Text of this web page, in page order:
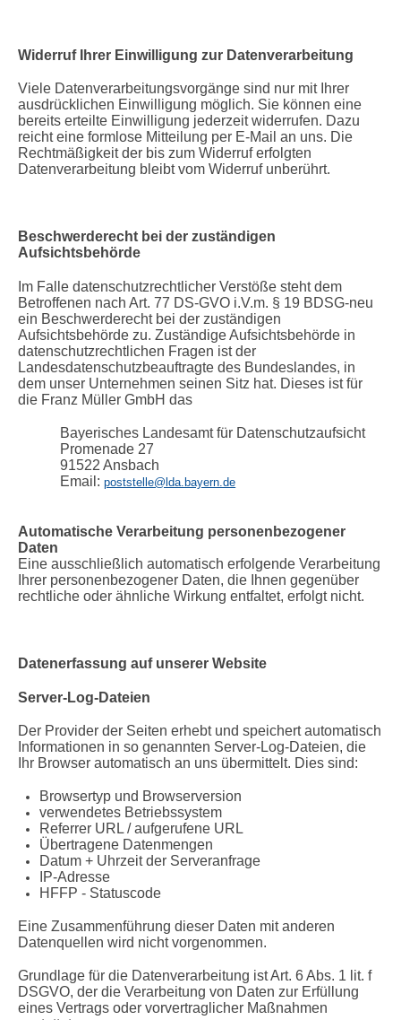
Widerruf Ihrer Einwilligung zur Datenverarbeitung
Viele Datenverarbeitungsvorgänge sind nur mit Ihrer
ausdrücklichen Einwilligung möglich. Sie können eine
bereits erteilte Einwilligung jederzeit widerrufen. Dazu
reicht eine formlose Mitteilung per E-Mail an uns. Die
Rechtmäßigkeit der bis zum Widerruf erfolgten
Datenverarbeitung bleibt vom Widerruf unberührt.
Beschwerderecht bei der zuständigen
Aufsichtsbehörde
Im Falle datenschutzrechtlicher Verstöße steht dem
Betroffenen nach Art. 77 DS-GVO i.V.m. § 19 BDSG-neu
ein Beschwerderecht bei der zuständigen
Aufsichtsbehörde zu. Zuständige Aufsichtsbehörde in
datenschutzrechtlichen Fragen ist der
Landesdatenschutzbeauftragte des Bundeslandes, in
dem unser Unternehmen seinen Sitz hat. Dieses ist für
die Franz Müller GmbH das
Bayerisches Landesamt für Datenschutzaufsicht
Promenade 27
91522 Ansbach
Email:poststelle@lda.bayern.de
Automatische Verarbeitung personenbezogener
Daten
Eine ausschließlich automatisch erfolgende Verarbeitung
Ihrer personenbezogener Daten, die Ihnen gegenüber
rechtliche oder ähnliche Wirkung entfaltet, erfolgt nicht.
Datenerfassung auf unserer Website
Server-Log-Dateien
Der Provider der Seiten erhebt und speichert automatisch
Informationen in so genannten Server-Log-Dateien, die
Ihr Browser automatisch an uns übermittelt. Dies sind:
Browsertyp und Browserversion
verwendetes Betriebssystem
Referrer URL / aufgerufene URL
Übertragene Datenmengen
Datum + Uhrzeit der Serveranfrage
IP-Adresse
HFFP - Statuscode
Eine Zusammenführung dieser Daten mit anderen
Datenquellen wird nicht vorgenommen.
Grundlage für die Datenverarbeitung ist Art. 6 Abs. 1 lit. f
DSGVO, der die Verarbeitung von Daten zur Erfüllung
eines Vertrags oder vorvertraglicher Maßnahmen